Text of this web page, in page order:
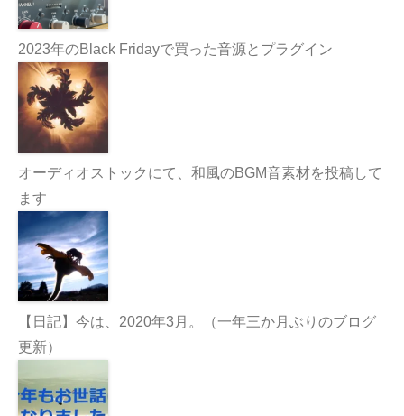
2023年のBlack Fridayで買った音源とプラグイン
オーディオストックにて、和風のBGM音素材を投稿して
ます
【日記】今は、2020年3月。（一年三か月ぶりのブログ
更新）